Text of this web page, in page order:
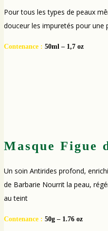
Pour tous les types de peaux
douceur les impuretés pour une
Contenance : 50ml – 1,7 oz
Masque Figue
Un soin Antirides profond,
de Barbarie Nourrit la peau,
au teint
Contenance : 50g – 1.76 oz